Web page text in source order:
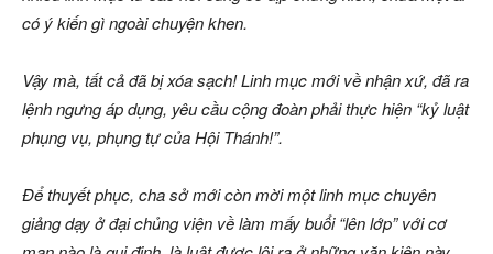
có ý kiến gì ngoài chuyện khen.
Vậy mà, tất cả đã bị xóa sạch! Linh mục mới về nhận xứ, đã ra
lệnh ngưng áp dụng, yêu cầu cộng đoàn phải thực hiện “kỷ luật
phụng vụ, phụng tự của Hội Thánh!”.
Để thuyết phục, cha sở mới còn mời một linh mục chuyên
giảng dạy ở đại chủng viện về làm mấy buổi “lên lớp” với cơ